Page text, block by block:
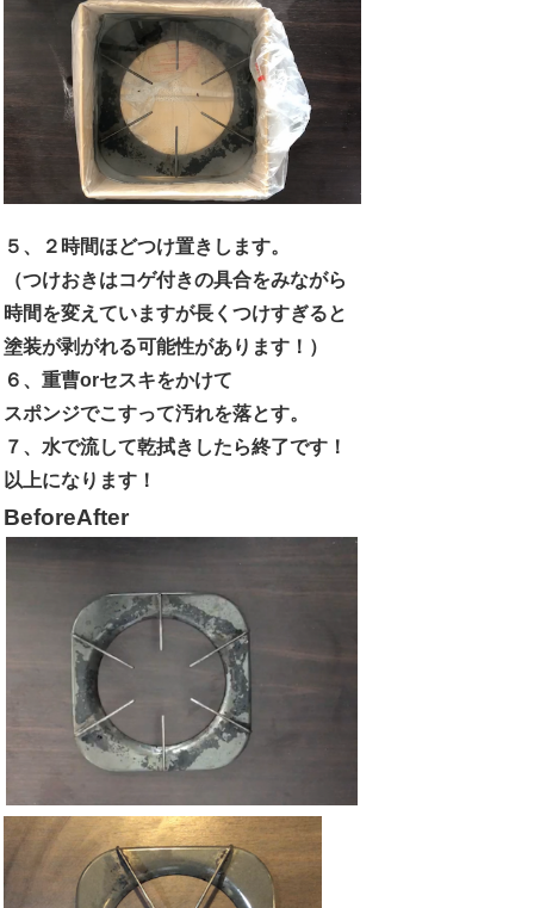
５、２時間ほどつけ置きします。
（つけおきはコゲ付きの具合をみながら
時間を変えていますが長くつけすぎると
塗装が剥がれる可能性があります！）
６、重曹orセスキをかけて
スポンジでこすって汚れを落とす。
７、水で流して乾拭きしたら終了です！
以上になります！
BeforeAfter